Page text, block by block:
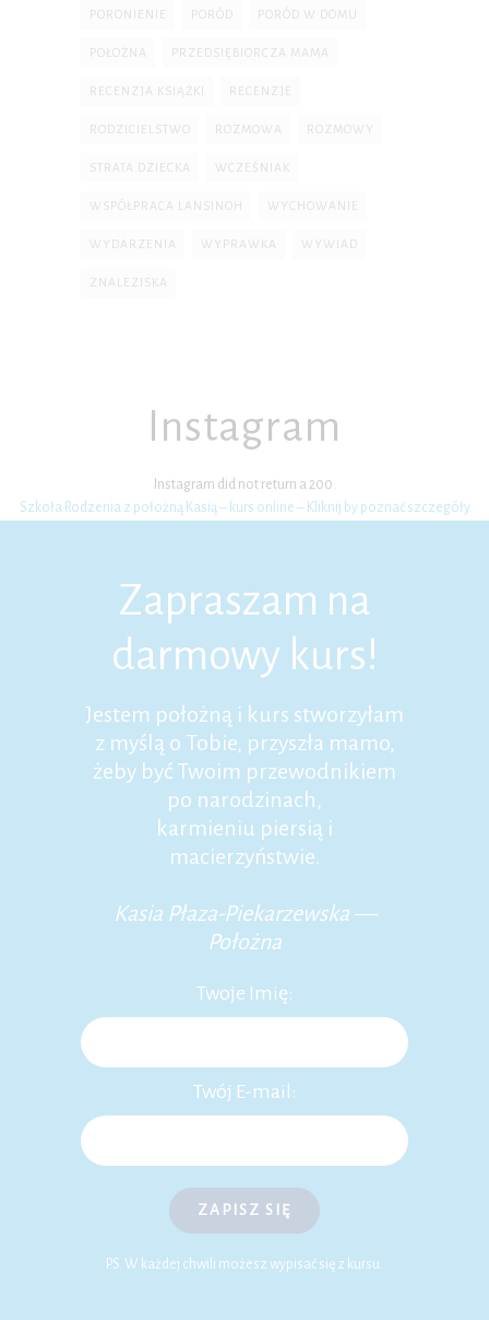
PORONIENIE PORÓD PORÓD W DOMU
POŁOŻNA PRZEDSIĘBIORCZA MAMA
RECENZJA KSIĄŻKI RECENZJE
RODZICIELSTWO ROZMOWA ROZMOWY
STRATA DZIECKA WCZEŚNIAK
WSPÓŁPRACA LANSINOH WYCHOWANIE
WYDARZENIA WYPRAWKA WYWIAD
ZNALEZISKA
Instagram
Instagram did not return a 200.
Szkoła Rodzenia z położną Kasią – kurs online – Kliknij by poznać szczegóły
Zapraszam na
darmowy kurs!
Jestem położną i kurs stworzyłam
z myślą o Tobie, przyszła mamo,
żeby być Twoim przewodnikiem
po narodzinach,
karmieniu piersią i
macierzyństwie.
Kasia Płaza-Piekarzewska —
Położna
Twoje Imię:
Twój E-mail:
ZAPISZ SIĘ
P.S. W każdej chwili możesz wypisać się z kursu.